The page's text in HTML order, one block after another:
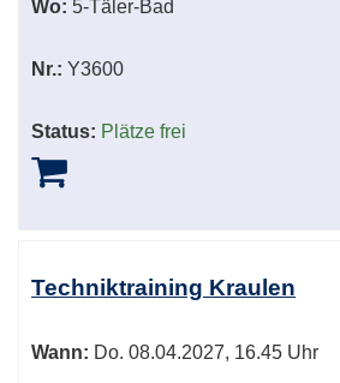
Wo: 5-Täler-Bad
Nr.: Y3600
Status: Plätze frei
Techniktraining Kraulen
Wann: Do. 08.04.2027, 16.45 Uhr